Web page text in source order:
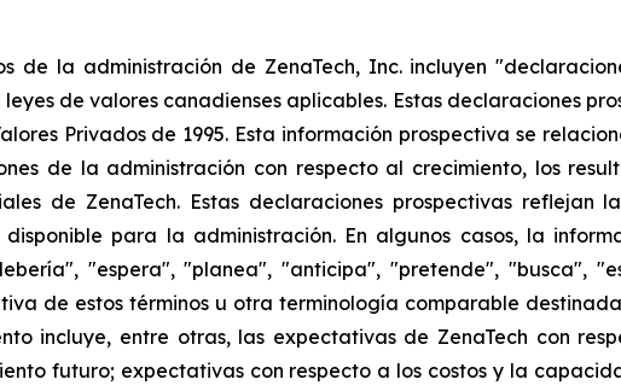
de la administración de ZenaTech, Inc. incluyen
de valores canadienses aplicables. Estas declaraciones
Privados de 1995. Esta información prospectiva se
de la administración con respecto al crecimiento, los
de ZenaTech. Estas declaraciones prospectivas reflejan
para la administración. En algunos casos, la
"espera", "planea", "anticipa", "pretende", "busca",
de estos términos u otra terminología comparable
incluye, entre otras, las expectativas de ZenaTech con
futuro; expectativas con respecto a los costos y la